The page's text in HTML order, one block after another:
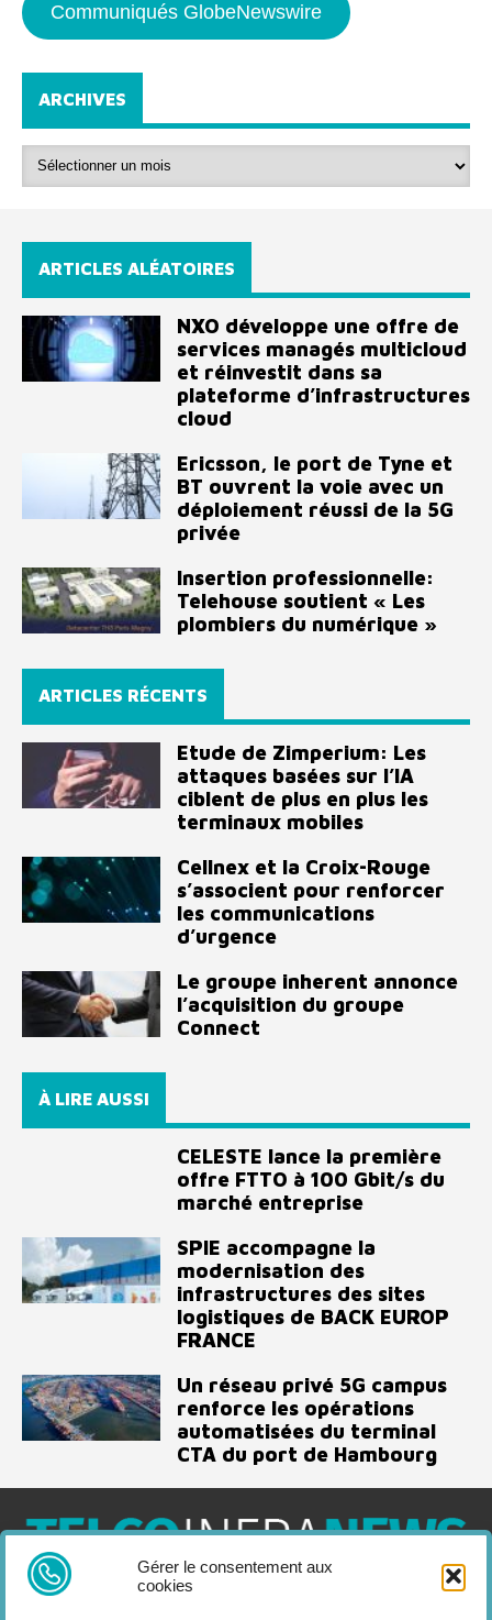
Gérer le consentement aux
cookies
Communiqués GlobeNewswire
ARCHIVES
ARTICLES ALÉATOIRES
NXO développe une offre de
services managés multicloud
et réinvestit dans sa
plateforme d’infrastructures
cloud
Ericsson, le port de Tyne et
BT ouvrent la voie avec un
déploiement réussi de la 5G
privée
Insertion professionnelle:
Telehouse soutient « Les
plombiers du numérique »
ARTICLES RÉCENTS
Etude de Zimperium: Les
attaques basées sur l’IA
ciblent de plus en plus les
terminaux mobiles
Cellnex et la Croix-Rouge
s’associent pour renforcer
les communications
d’urgence
Le groupe inherent annonce
l’acquisition du groupe
Connect
À LIRE AUSSI
CELESTE lance la première
offre FTTO à 100 Gbit/s du
marché entreprise
SPIE accompagne la
modernisation des
infrastructures des sites
logistiques de BACK EUROP
FRANCE
Un réseau privé 5G campus
renforce les opérations
automatisées du terminal
CTA du port de Hambourg
Telco Infra News est un média dédié aux acteurs des télécoms